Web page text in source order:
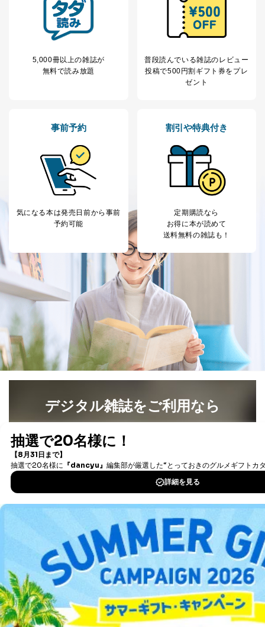
当社は、本人から、開示対象個人情報について利用目的
の通知を求められた場合には、遅滞なくこれに応じま
す。ただし、以下①～④のいずれかに該当する場合は、
は、本人に遅滞無くその旨を通知するとともに、理由を
説明させていただきます。
②利用目的を本人に通知し、又は公表することによって
当該事業者の権利又は正当な利益を害するおそれがある
③国の機関又は地方公共団体が法令の定める事務を遂行
することに対して協力する必要がある場合であって、利
用目的を本人に通知し、又は公表することによって当該
事務の遂行に支障を及ぼすおそれがあるとき
開示対象個人情報については、保有個人データの本人ま
たはその代理人からの利用目的の通知、開示、変更等
（内容の訂正、追加または削除）、利用停止等（「利用
の停止または消去」「第三者への提供の停止」）の求め
に対応させていただいております。 当社顧客の皆様の
個人情報は「マイページ」にログインしていただくこと
で、訂正、追加、変更を行っていただくことが出来ま
す。マイページをご利用いただけない方、その他の方に
つきましては、下記Aをご覧ください。 また、ご登録い
ただいた個人情報のうち、市町村などの名称および郵便
番号、金融機関の名称あるいはクレジットカードの有効
期限など、商品のお届けやご請求を行う上で支障がある
情報に変更があった場合には、当社が登録情報を変更さ
せていただく場合があります。
開示等の求めは、電話又は電子メールにて下記までお申
し付けください。開示等の求めに際して提出していただ
く書面等については、その際にご案内いたします。
■電話による場合
TEL:0570-200-223
株式会社富士山マガジンサービス 個人情報問い合わせ
受付時間：10:00～17:00（土、日、祝、年末年始休業）
cs@fujisan.co.jp
B.開示等の対応に際して、以下記載の項目のうち2項目
以上での本人確認を実施させていただきます。
商品を購入された個人のお客様：氏名、住所、電話番
号、顧客番号、メールアドレス
商品を購入された法人のお客様：氏名、会社名、部署
名、会社住所、電話番号、顧客番号、メールアドレス
採用に応募された方：氏名、住所、所属学校（会社）
5,000冊以上の雑誌が
無料で読み放題
普段読んでいる雑誌のレビュー
投稿で500円割ギフト券をプレ
ゼント
事前予約
気になる本は発売日前から事前
予約可能
割引や特典付き
定期購読なら
お得に本が読めて
送料無料の雑誌も！
デジタル雑誌をご利用なら
書籍）が無料で読み放題！
DOWNLOAD FOR IOS
DOWNLOAD FOR ANDROID
ご利用方法はこちら
総合案内